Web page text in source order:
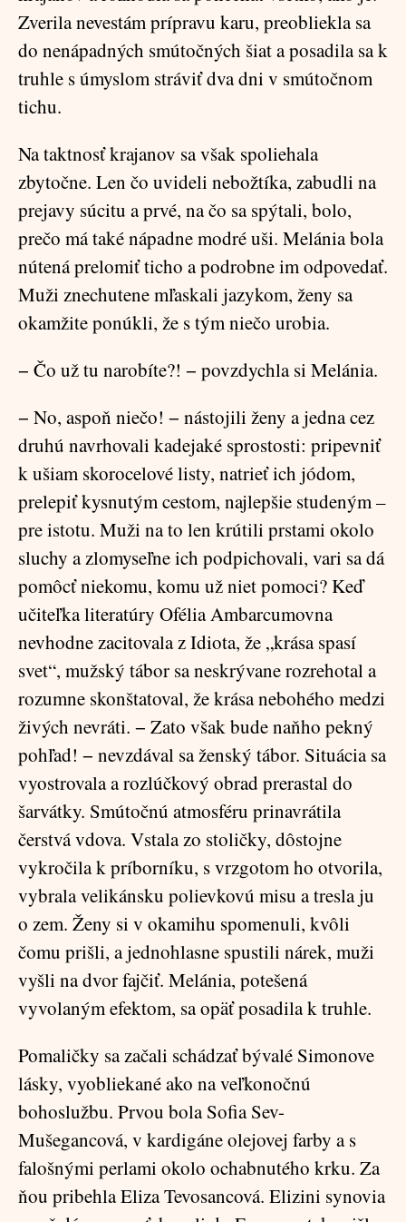
Zverila nevestám prípravu karu, preobliekla sa
do nenápadných smútočných šiat a posadila sa k
truhle s úmyslom stráviť dva dni v smútočnom
tichu.
Na taktnosť krajanov sa však spoliehala
zbytočne. Len čo uvideli nebožtíka, zabudli na
prejavy súcitu a prvé, na čo sa spýtali, bolo,
prečo má také nápadne modré uši. Melánia bola
nútená prelomiť ticho a podrobne im odpovedať.
Muži znechutene mľaskali jazykom, ženy sa
okamžite ponúkli, že s tým niečo urobia.
− Čo už tu narobíte?! − povzdychla si Melánia.
− No, aspoň niečo! − nástojili ženy a jedna cez
druhú navrhovali kadejaké sprostosti: pripevniť
k ušiam skorocelové listy, natrieť ich jódom,
prelepiť kysnutým cestom, najlepšie studeným –
pre istotu. Muži na to len krútili prstami okolo
sluchy a zlomyseľne ich podpichovali, vari sa dá
pomôcť niekomu, komu už niet pomoci? Keď
učiteľka literatúry Ofélia Ambarcumovna
nevhodne zacitovala z Idiota, že „krása spasí
svet“, mužský tábor sa neskrývane rozrehotal a
rozumne skonštatoval, že krása nebohého medzi
živých nevráti. − Zato však bude naňho pekný
pohľad! − nevzdával sa ženský tábor. Situácia sa
vyostrovala a rozlúčkový obrad prerastal do
šarvátky. Smútočnú atmosféru prinavrátila
čerstvá vdova. Vstala zo stoličky, dôstojne
vykročila k príborníku, s vrzgotom ho otvorila,
vybrala velikánsku polievkovú misu a tresla ju
o zem. Ženy si v okamihu spomenuli, kvôli
čomu prišli, a jednohlasne spustili nárek, muži
vyšli na dvor fajčiť. Melánia, potešená
vyvolaným efektom, sa opäť posadila k truhle.
Pomaličky sa začali schádzať bývalé Simonove
lásky, vyobliekané ako na veľkonočnú
bohoslužbu. Prvou bola Sofia Sev-
Mušegancová, v kardigáne olejovej farby a s
falošnými perlami okolo ochabnutého krku. Za
ňou pribehla Eliza Tevosancová. Elizini synovia